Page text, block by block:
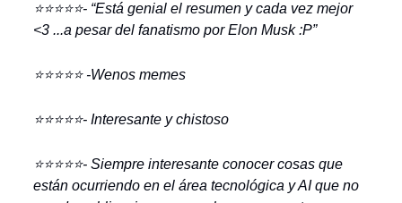
⭐️⭐️⭐️⭐️⭐️- “Está genial el resumen y cada vez mejor
<3 ...a pesar del fanatismo por Elon Musk :P”
⭐️⭐️⭐️⭐️⭐️ -Wenos memes
⭐️⭐️⭐️⭐️⭐️- Interesante y chistoso
⭐️⭐️⭐️⭐️⭐️- Siempre interesante conocer cosas que
están ocurriendo en el área tecnológica y AI que no